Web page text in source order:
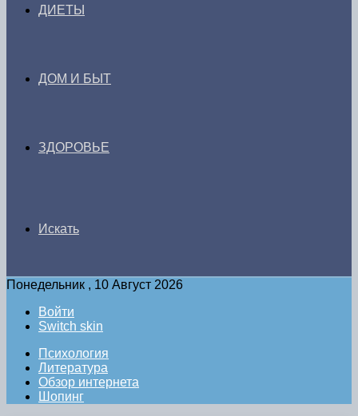
ДИЕТЫ
ДОМ И БЫТ
ЗДОРОВЬЕ
Искать
Понедельник , 10 Август 2026
Войти
Switch skin
Психология
Литература
Обзор интернета
Шопинг